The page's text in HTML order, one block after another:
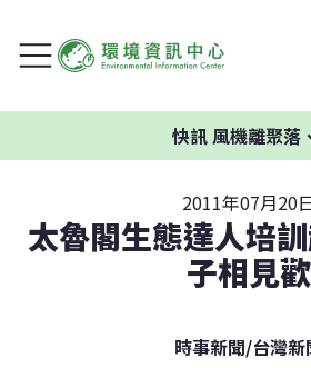
快訊風機離聚落、
2011年07月20
太魯閣生態達人培
子相見歡
時事新聞/台灣新